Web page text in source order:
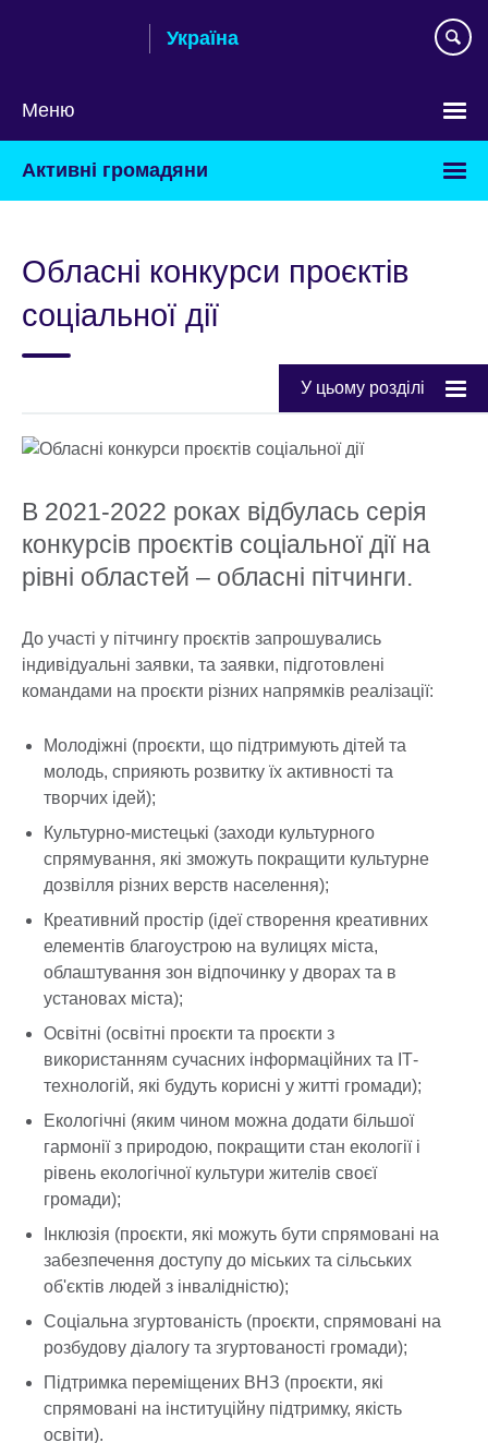
Україна
Меню
your
language
Активні громадяни
Обласні конкурси проєктів
соціальної дії
У цьому розділі
В 2021-2022 роках відбулась серія
конкурсів проєктів соціальної дії на
рівні областей – обласні пітчинги.
До участі у пітчингу проєктів запрошувались
індивідуальні заявки, та заявки, підготовлені
командами на проєкти різних напрямків реалізації:
Молодіжні (проєкти, що підтримують дітей та
молодь, сприяють розвитку їх активності та
творчих ідей);
Культурно-мистецькі (заходи культурного
спрямування, які зможуть покращити культурне
дозвілля різних верств населення);
Креативний простір (ідеї створення креативних
елементів благоустрою на вулицях міста,
облаштування зон відпочинку у дворах та в
установах міста);
Освітні (освітні проєкти та проєкти з
використанням сучасних інформаційних та ІТ-
технологій, які будуть корисні у житті громади);
Екологічні (яким чином можна додати більшої
гармонії з природою, покращити стан екології і
рівень екологічної культури жителів своєї
громади);
Інклюзія (проєкти, які можуть бути спрямовані на
забезпечення доступу до міських та сільських
об'єктів людей з інвалідністю);
Соціальна згуртованість (проєкти, спрямовані на
розбудову діалогу та згуртованості громади);
Підтримка переміщених ВНЗ (проєкти, які
спрямовані на інституційну підтримку, якість
освіти).